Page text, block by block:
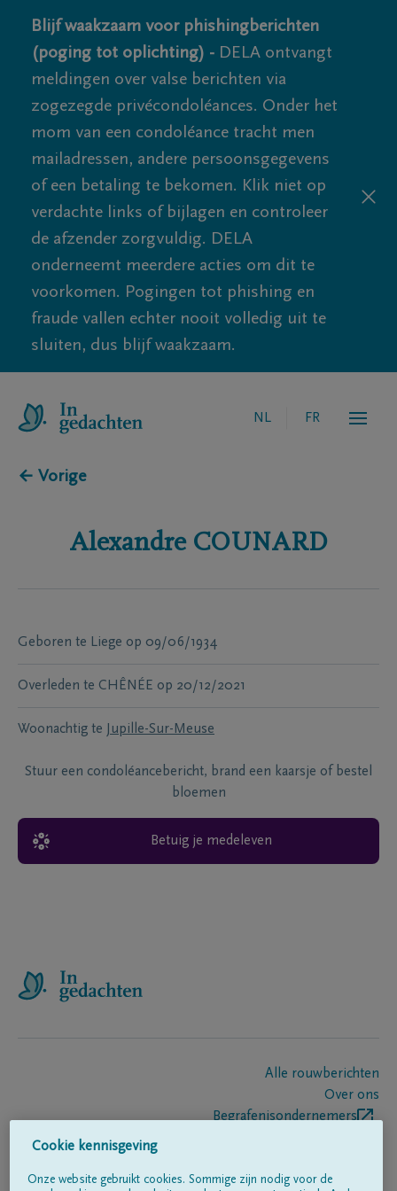
Blijf waakzaam voor phishingberichten
(poging tot oplichting) - DELA ontvangt
meldingen over valse berichten via
zogezegde privécondoléances. Onder het
mom van een condoléance tracht men
mailadressen, andere persoonsgegevens
of een betaling te bekomen. Klik niet op
verdachte links of bijlagen en controleer
de afzender zorgvuldig. DELA
onderneemt meerdere acties om dit te
voorkomen. Pogingen tot phishing en
fraude vallen echter nooit volledig uit te
sluiten, dus blijf waakzaam.
NL FR
← Vorige
Alexandre COUNARD
Geboren te Liege op 09/06/1934
Overleden te CHÊNÉE op 20/12/2021
Woonachtig te Jupille-Sur-Meuse
Stuur een condoléancebericht, brand een kaarsje of bestel
bloemen
Betuig je medeleven
Alle rouwberichten
Over ons
Begrafenisondernemers
Cookie kennisgeving
Onze website gebruikt cookies. Sommige zijn nodig voor de